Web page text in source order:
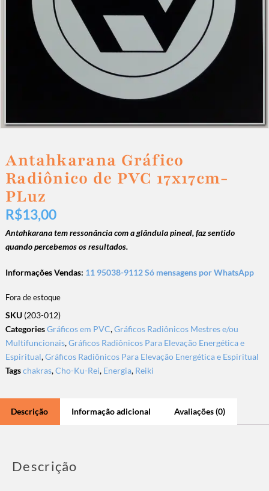
Antahkarana Gráfico
Radiônico de PVC 17x17cm-
PLuz
R$13,00
Antahkarana tem ressonância com a glândula pineal, faz sentido
quando percebemos os resultados.
Informações Vendas: 11 95038-9112 Só mensagens por WhatsApp
Fora de estoque
SKU (203-012)
CategoriesGráficos em PVC,Gráficos Radiônicos Mestres e/ou
Multifuncionais,Gráficos Radiônicos Para Elevação Energética e
Espiritual,Gráficos Radiônicos Para Elevação Energética e Espiritual
Tagschakras,Cho-Ku-Rei, Energia, Reiki
Descrição Informação adicional Avaliações (0)
Descrição